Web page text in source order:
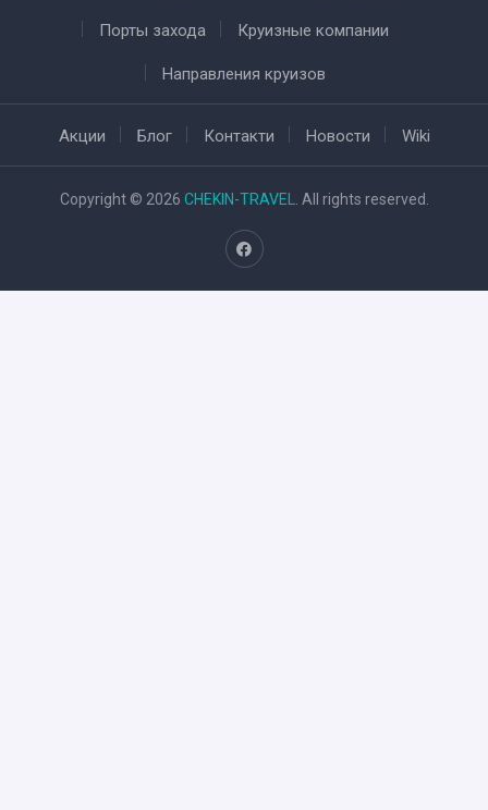
Порты захода Круизные компании
Направления круизов
Акции Блог Контакти Новости Wiki
Copyright © 2026 CHEKIN-TRAVEL . All rights reserved.